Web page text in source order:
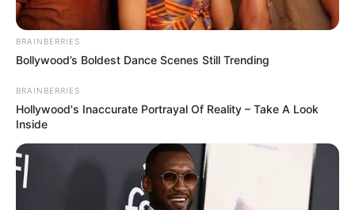
BRAINBERRIES
Bollywood’s Boldest Dance Scenes Still Trending
BRAINBERRIES
Hollywood's Inaccurate Portrayal Of Reality – Take A Look
Inside